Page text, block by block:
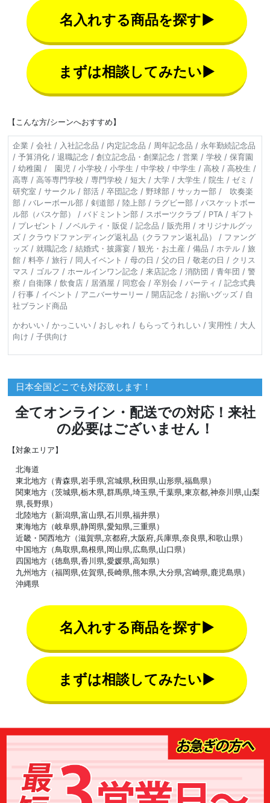
名入れする商品を探す▶
まずは相談してみたい▶
【こんな方/シーンへおすすめ】
企業 / 会社 / 入社記念品 / 内定記念品 / 周年記念品 / 永年勤続記念品
/ 予算消化 / 退職記念 / 創立記念品・創業記念 / 営業 / 学校 / 保育園
/ 幼稚園 / 園児 / 小学校 / 小学生 / 中学校 / 中学生 / 高校 / 高校生 /
高専 / 高等専門学校 / 専門学校 / 短大 / 大学 / 大学生 / 院生 / ゼミ /
研究室 / サークル / 部活 / 卒団記念 / 野球部 / サッカー部 / 吹奏楽
部 / バレーボール部 / 剣道部 / 陸上部 / ラグビー部 / バスケットボー
ル部（バスケ部） / バドミントン部 / スポーツクラブ / PTA / ギフト
/ プレゼント / ノベルティ・販促 / 記念品 / 販売用 / オリジナルグッ
ズ / クラウドファンディング返礼品（クラファン返礼品） / ファング
ッズ / 就職記念 / 結婚式・披露宴 / 観光・お土産 / 備品 / ホテル / 旅
館 / 料亭 / 旅行 / 同人イベント / 母の日 / 父の日 / 敬老の日 / クリス
マス / ゴルフ / ホールインワン記念 / 来店記念 / 消防団 / 青年団 / 警
察 / 自衛隊 / 飲食店 / 居酒屋 / 同窓会 / 卒別会 / パーティ / 記念式典
/ 行事 / イベント / アニバーサーリー / 開店記念 / お揃いグッズ / 自
社ブランド商品
かわいい / かっこいい / おしゃれ / もらってうれしい / 実用性 / 大人
向け / 子供向け
日本全国どこでも対応致します！
全てオンライン・配送での対応！来社
の必要はございません！
【対象エリア】
北海道
東北地方（青森県,岩手県,宮城県,秋田県,山形県,福島県）
関東地方（茨城県,栃木県,群馬県,埼玉県,千葉県,東京都,神奈川県,山梨
県,長野県）
北陸地方（新潟県,富山県,石川県,福井県）
東海地方（岐阜県,静岡県,愛知県,三重県）
近畿・関西地方（滋賀県,京都府,大阪府,兵庫県,奈良県,和歌山県）
中国地方（鳥取県,島根県,岡山県,広島県,山口県）
四国地方（徳島県,香川県,愛媛県,高知県）
九州地方（福岡県,佐賀県,長崎県,熊本県,大分県,宮崎県,鹿児島県）
沖縄県
名入れする商品を探す▶
まずは相談してみたい▶